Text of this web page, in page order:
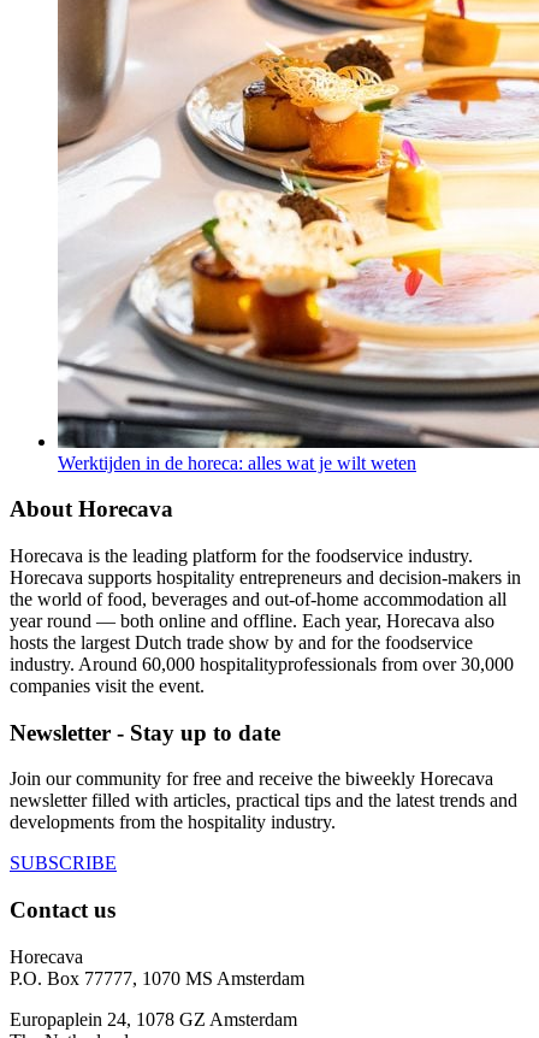
Werktijden in de horeca: alles wat je wilt weten
About Horecava
Horecava is the leading platform for the foodservice industry.
Horecava supports hospitality entrepreneurs and decision-makers in
the world of food, beverages and out-of-home accommodation all
year round — both online and offline. Each year, Horecava also
hosts the largest Dutch trade show by and for the foodservice
industry. Around 60,000 hospitalityprofessionals from over 30,000
companies visit the event.
Newsletter - Stay up to date
Join our community for free and receive the biweekly Horecava
newsletter filled with articles, practical tips and the latest trends and
developments from the hospitality industry.
SUBSCRIBE
Contact us
Horecava
P.O. Box 77777, 1070 MS Amsterdam
Europaplein 24, 1078 GZ Amsterdam